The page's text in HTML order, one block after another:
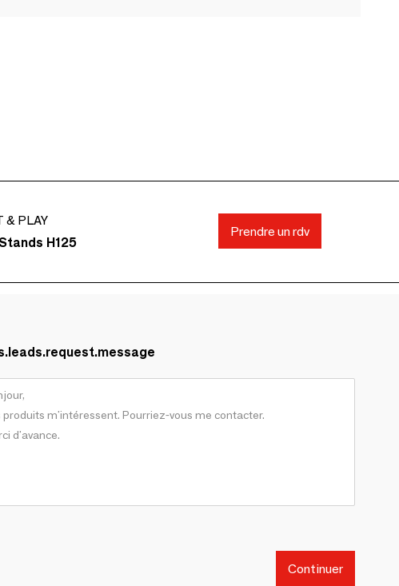
& PLAY
H125
Prendre un rdv
Continuer